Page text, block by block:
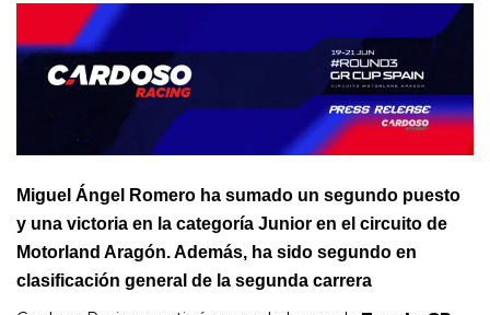
Miguel Ángel Romero ha sumado un segundo puesto
y una victoria en la categoría Junior en el circuito de
Motorland Aragón. Además, ha sido segundo en
clasificación general de la segunda carrera